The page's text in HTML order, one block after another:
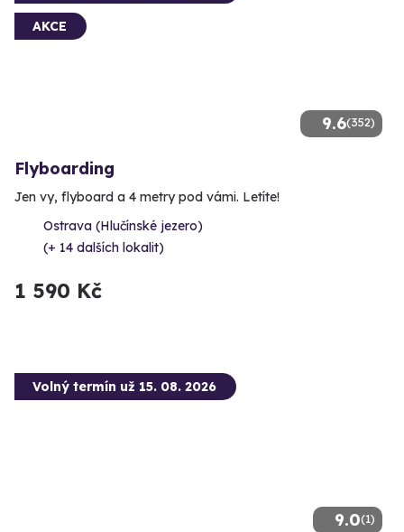
9.6(352)
AKCE
Flyboarding
Jen vy, flyboard a 4 metry pod vámi. Letíte!
Ostrava (Hlučínské jezero)
(+ 14 dalších lokalit)
1 590 Kč
9.0(1)
Volný termín už 15. 08. 2026